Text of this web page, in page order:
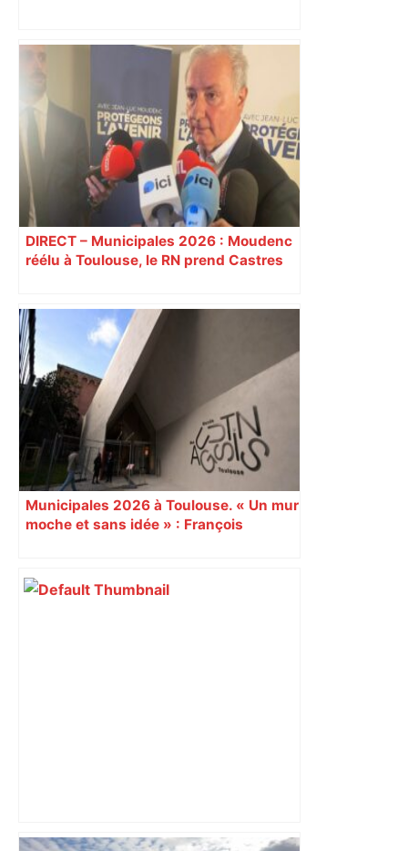
« Rien d'inquiétant » pour Guillaume
Restes, le gardien de Toulouse, après
sa sortie à Metz – L'Équipe
DIRECT – Municipales 2026 : Moudenc
réélu à Toulouse, le RN prend Castres
Municipales 2026 à Toulouse. « Un mur
moche et sans idée » : François
Augustins